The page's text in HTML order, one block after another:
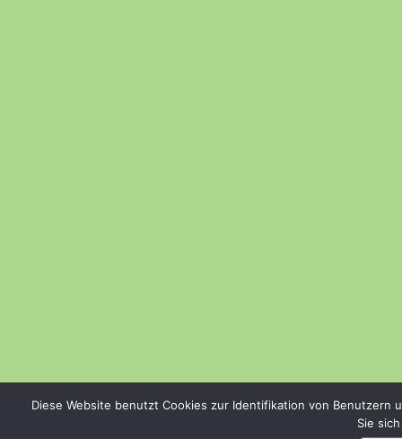
Diese Website benutzt Cookies zur Identifikation von
Sie